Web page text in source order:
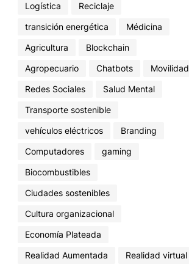
Logística
Reciclaje
transición energética
Médicina
Agricultura
Blockchain
Agropecuario
Chatbots
Movilidad
Redes Sociales
Salud Mental
Transporte sostenible
vehículos eléctricos
Branding
Computadores
gaming
Biocombustibles
Ciudades sostenibles
Cultura organizacional
Economía Plateada
Realidad Aumentada
Realidad virtual